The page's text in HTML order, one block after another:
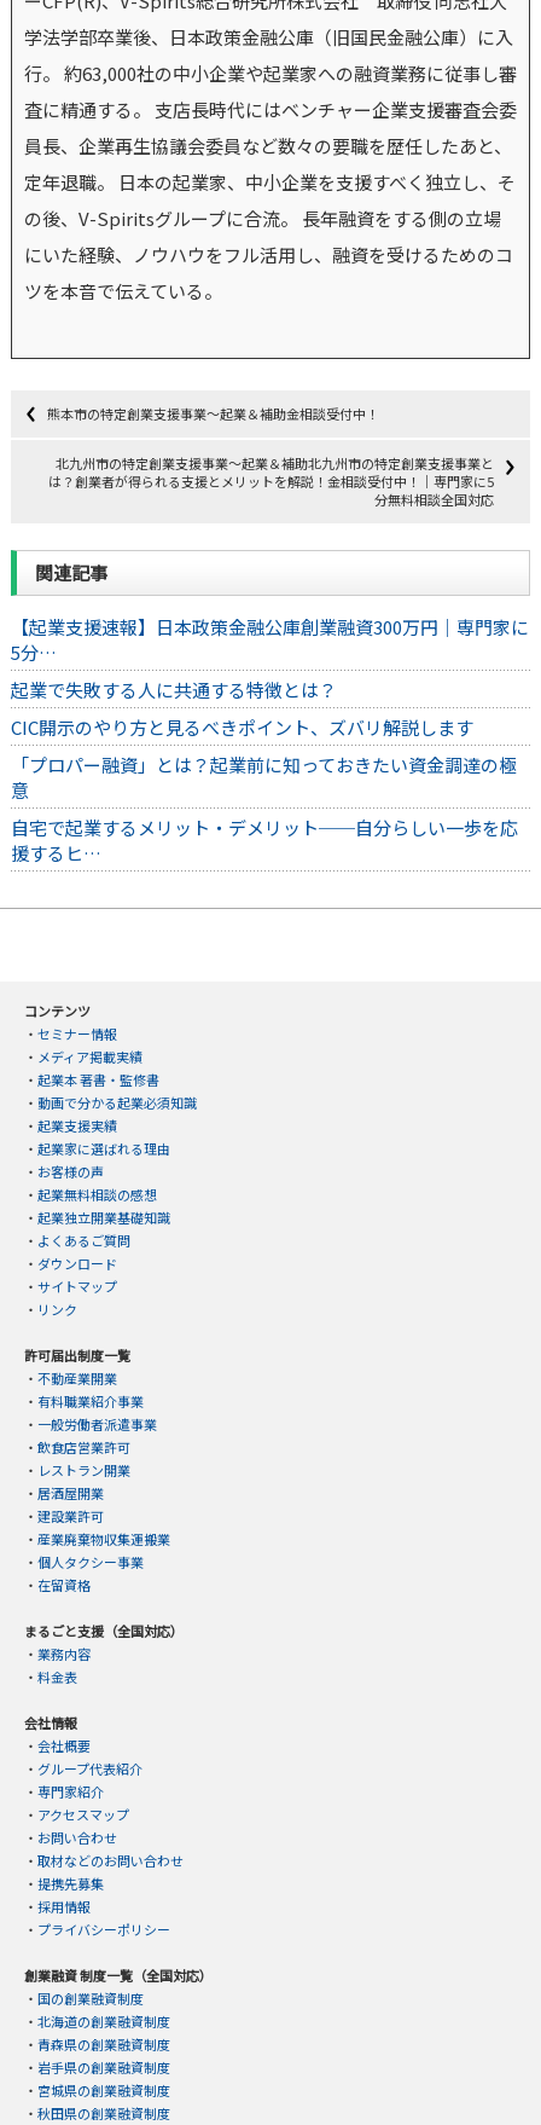
学法学部卒業後、日本政策金融公庫（旧国民金融公庫）に入
行。 約63,000社の中小企業や起業家への融資業務に従事し審
査に精通する。 支店長時代にはベンチャー企業支援審査会委
員長、企業再生協議会委員など数々の要職を歴任したあと、
定年退職。 日本の起業家、中小企業を支援すべく独立し、そ
の後、V-Spiritsグループに合流。 長年融資をする側の立場
にいた経験、ノウハウをフル活用し、融資を受けるためのコ
ツを本音で伝えている。
熊本市の特定創業支援事業～起業＆補助金相談受付中！
北九州市の特定創業支援事業～起業＆補助北九州市の特定創業支援事業と
は？創業者が得られる支援とメリットを解説！金相談受付中！｜専門家に5
分無料相談全国対応
関連記事
【起業支援速報】日本政策金融公庫創業融資300万円｜専門家に
5分…
起業で失敗する人に共通する特徴とは？
CIC開示のやり方と見るべきポイント、ズバリ解説します
「プロパー融資」とは？起業前に知っておきたい資金調達の極
意
自宅で起業するメリット・デメリット──自分らしい一歩を応
援するヒ…
コンテンツ
・ セミナー情報
・ メディア掲載実績
・ 起業本 著書・監修書
・ 動画で分かる起業必須知識
・ 起業支援実績
・ 起業家に選ばれる理由
・ お客様の声
・ 起業無料相談の感想
・ 起業独立開業基礎知識
・ よくあるご質問
・ ダウンロード
・ サイトマップ
・ リンク
許可届出制度一覧
・ 不動産業開業
・ 有料職業紹介事業
・ 一般労働者派遣事業
・ 飲食店営業許可
・ レストラン開業
・ 居酒屋開業
・ 建設業許可
・ 産業廃棄物収集運搬業
・ 個人タクシー事業
・ 在留資格
まるごと支援（全国対応）
・ 業務内容
・ 料金表
会社情報
・ 会社概要
・ グループ代表紹介
・ 専門家紹介
・ アクセスマップ
・ お問い合わせ
・ 取材などのお問い合わせ
・ 提携先募集
・ 採用情報
・ プライバシーポリシー
創業融資 制度一覧（全国対応）
・ 国の創業融資制度
・ 北海道の創業融資制度
・ 青森県の創業融資制度
・ 岩手県の創業融資制度
・ 宮城県の創業融資制度
・ 秋田県の創業融資制度